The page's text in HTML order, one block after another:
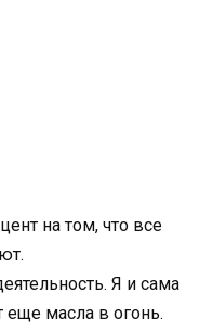
на том, что все
Я и сама
еще масла в огонь.